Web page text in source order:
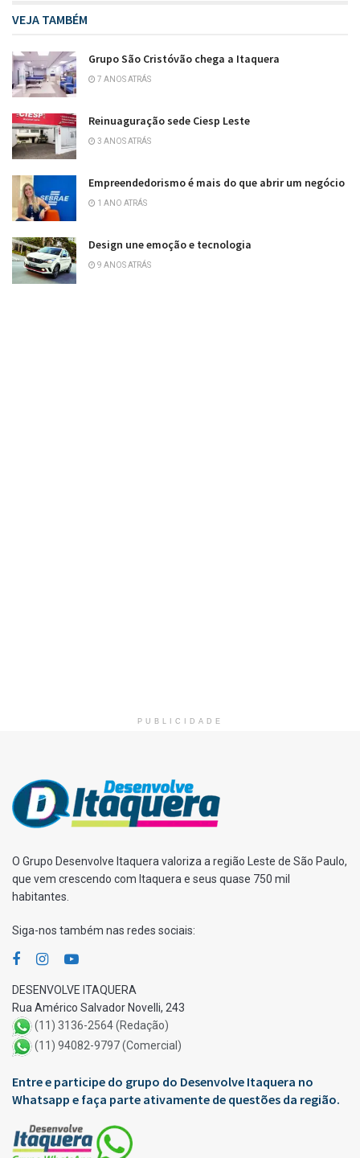
VEJA TAMBÉM
Grupo São Cristóvão chega a Itaquera
7 ANOS ATRÁS
Reinuaguração sede Ciesp Leste
3 ANOS ATRÁS
Empreendedorismo é mais do que abrir um negócio
1 ANO ATRÁS
Design une emoção e tecnologia
9 ANOS ATRÁS
PUBLICIDADE
O Grupo Desenvolve Itaquera valoriza a região Leste de São Paulo,
que vem crescendo com Itaquera e seus quase 750 mil
habitantes.
Siga-nos também nas redes sociais:
DESENVOLVE ITAQUERA
Rua Américo Salvador Novelli, 243
(11) 3136-2564 (Redação)
(11) 94082-9797 (Comercial)
Entre e participe do grupo do Desenvolve Itaquera no
Whatsapp e faça parte ativamente de questões da região.